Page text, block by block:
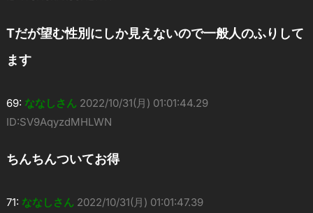
Tだが望む性別にしか見えないので一般人のふりして
ます
69: ななしさん 2022/10/31(月) 01:01:44.29
ID:SV9AqyzdMHLWN
ちんちんついてお得
71: ななしさん 2022/10/31(月) 01:01:47.39